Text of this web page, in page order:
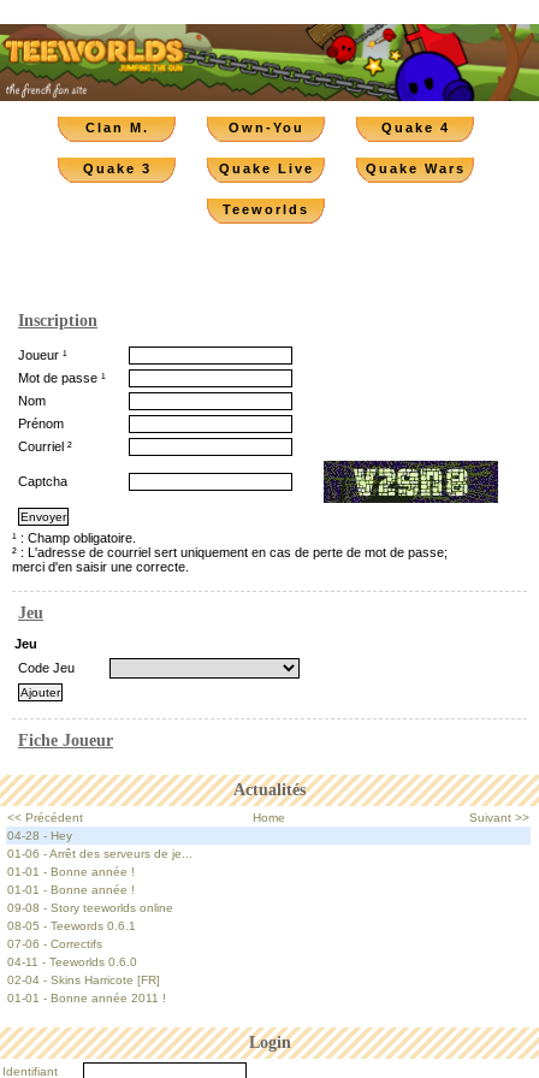
Clan M. Own-You Quake 4
Quake 3 Quake Live Quake Wars
Teeworlds
Actualités
<< Précédent Home
Suivant >>
04-28 - Hey
01-06 - Arrêt des serveurs de je...
01-01 - Bonne année !
01-01 - Bonne année !
09-08 - Story teeworlds online
08-05 - Teewords 0.6.1
07-06 - Correctifs
04-11 - Teeworlds 0.6.0
02-04 - Skins Harricote [FR]
01-01 - Bonne année 2011 !
Login
Identifiant
Inscription
Joueur ¹
Mot de passe ¹
Nom
Prénom
Courriel ²
Captcha
¹ : Champ obligatoire.
² : L'adresse de courriel sert uniquement en cas de perte de mot de passe;
merci d'en saisir une correcte.
Jeu
Jeu
Code Jeu
Fiche Joueur